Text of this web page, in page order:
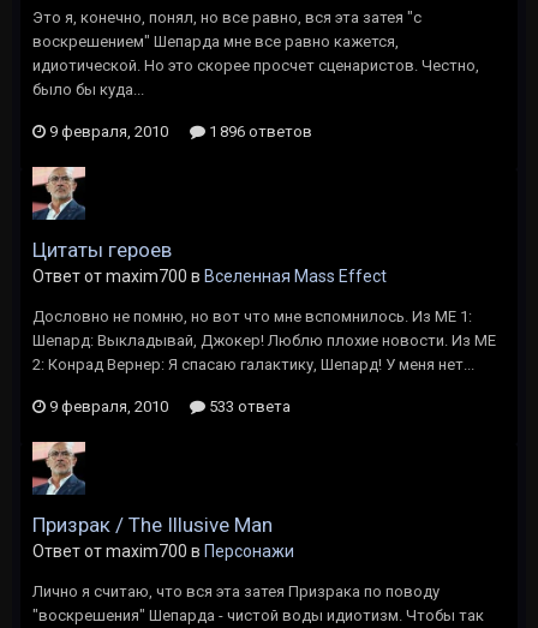
Это я, конечно, понял, но все равно, вся эта затея "с
воскрешением" Шепарда мне все равно кажется,
идиотической. Но это скорее просчет сценаристов. Честно,
было бы куда...
9 февраля, 2010 1 896 ответов
Цитаты героев
Ответ от maxim700 в Вселенная Mass Effect
Дословно не помню, но вот что мне вспомнилось. Из ME 1:
Шепард: Выкладывай, Джокер! Люблю плохие новости. Из ME
2: Конрад Вернер: Я спасаю галактику, Шепард! У меня нет...
9 февраля, 2010 533 ответа
Призрак / The Illusive Man
Ответ от maxim700 в Персонажи
Лично я считаю, что вся эта затея Призрака по поводу
"воскрешения" Шепарда - чистой воды идиотизм. Чтобы так